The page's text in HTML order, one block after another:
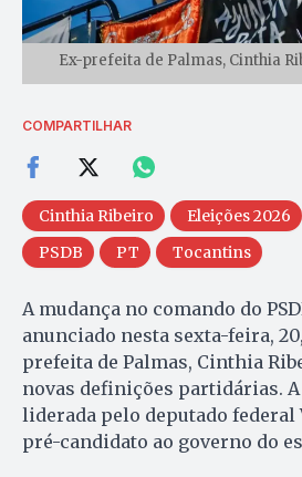
Ex-prefeita de Palmas, Cinthia
COMPARTILHAR
Cinthia Ribeiro Eleições 2026
PSDB
PT Tocantins
A mudança no comando do
anunciado nesta sexta-feira,
prefeita de Palmas, Cinthia
novas definições partidárias.
liderada pelo deputado
pré-candidato ao governo do